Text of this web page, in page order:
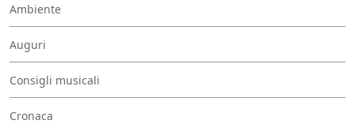
Ambiente
Auguri
Consigli musicali
Cronaca